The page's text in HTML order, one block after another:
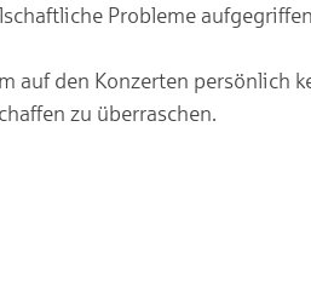
Probleme
auf den Konzerten persönlich
zu überraschen.